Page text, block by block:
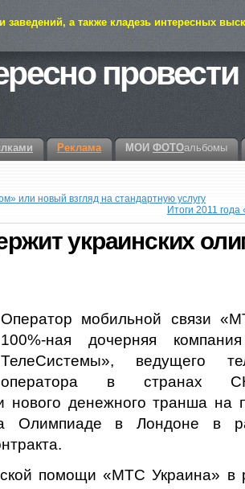
заведений, а также кладезь интересных
Реклама МОИ ФОТОальбомы
или новый взгляд на стандартную услугу
Итоги 2011
украинских
Оператор мобильной связи
100%-ная дочерняя
ТелеСистемы», ведущего
оператора в странах
нового денежного транша на
Олимпиаде в Лондоне в
помощи «МТС Украина» в